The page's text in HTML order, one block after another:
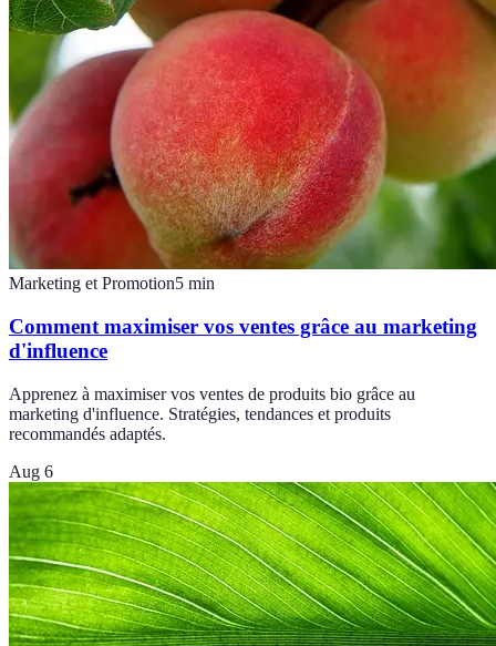
Marketing et Promotion5 min
Comment maximiser vos ventes grâce au marketing
d'influence
Apprenez à maximiser vos ventes de produits bio grâce au
marketing d'influence. Stratégies, tendances et produits
recommandés adaptés.
Aug 6